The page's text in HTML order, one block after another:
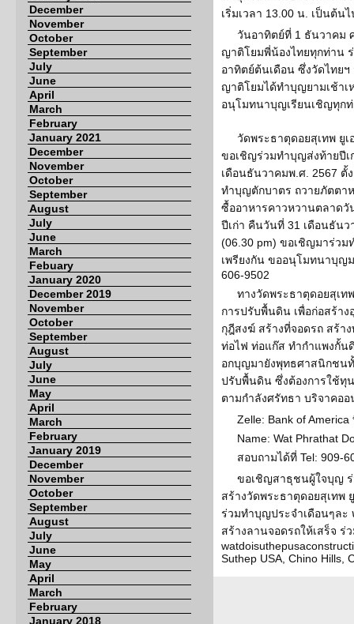
December
November
October
September
July
June
April
March
February
January 2021
December
November
October
September
August
July
June
March
Febuary
January 2020
December 2019
November
October
September
August
July
June
May
April
March
February
January 2019
December
November
October
September
August
July
June
May
April
March
February
January 2018
เริ่มเวลา 13.00 น. เป็นต้นไ
วันอาทิตย์ที่ 1 ธันวาคม
ญาติโยมพี่น้องไทยทุกท่าน
อาทิตย์ต้นเดือน ซึ่งวัดไทย
ญาติโยมได้ทำบุญยามเช้าเ
อนุโมทนาบุญเรียนเชิญทุก
วัดพระธาตุดอยสุเทพ ยู
ขอเชิญร่วมทำบุญส่งท้ายปี
เดือนธันวาคมพ.ศ. 2567 ตั้
ทำบุญตักบาตร ถวายภัตตา
ซื้ออาหารคาวหวานตลาด
ปีเก่า คืนวันที่ 31 เดือนธันว
(06.30 pm) ขอเชิญมาร่วม
เพรียงกัน ขออนุโมทนาบุญ
606-9502
ทางวัดพระธาตุดอยสุเท
การปรับพื้นดิน เพื่อก่อสร้าง
กุฎีสงฆ์ สร้างที่จอดรถ สร้า
ท่อไฟ ท่อแก๊ส ทำกำแพงกั้น
อกบุญมายังพุทธศาสนิกชน
ปรับพื้นดิน ซึ่งต้องการใช้ทุ
ตามกำลังศรัทธา บริจาคอ
Zelle: Bank of
Name: Wat Phrathat
สอบถามได้ที่ Tel: 909-
ขอเชิญสาธุชนผู้ใจบุญ
สร้างวัดพระธาตุดอยสุเทพ
ร่วมทำบุญประจำเดือนๆล
สร้างลานจอดรถให้เสร็จ
Suthep USA, Chino Hills,